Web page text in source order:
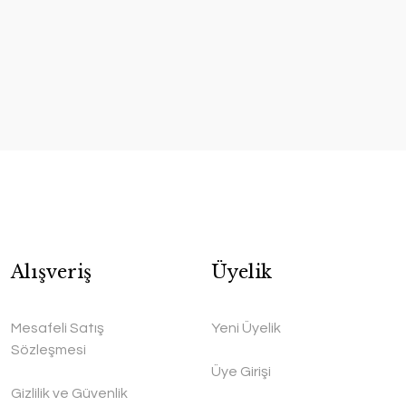
Alışveriş
Mesafeli Satış
Sözleşmesi
Gizlilik ve Güvenlik
Üyelik
Yeni Üyelik
Üye Girişi